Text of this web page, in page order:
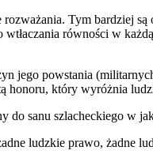
rozważania. Tym bardziej
równości w
jego powstania
honoru, który wyróżnia
do sanu szlacheckiego w
ludzkie prawo, żadne